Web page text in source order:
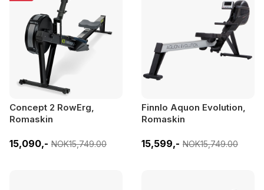
Concept 2 RowErg,
Romaskin
15,090,- NOK15,749.00
Finnlo Aquon Evolution,
Romaskin
15,599,- NOK15,749.00